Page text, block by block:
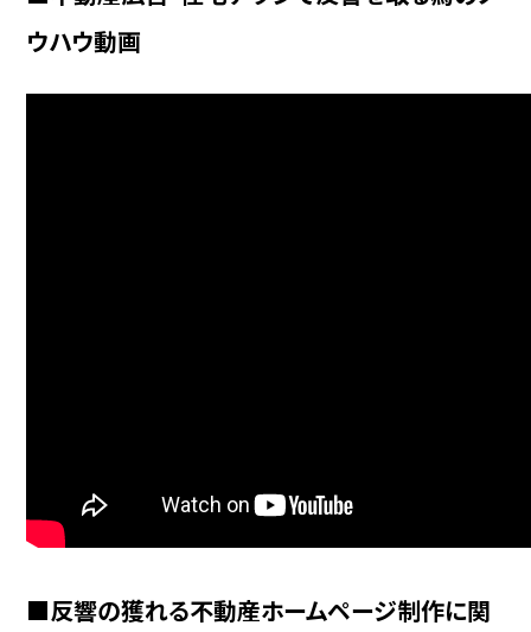
ウハウ動画
■反響の獲れる不動産ホームページ制作に関